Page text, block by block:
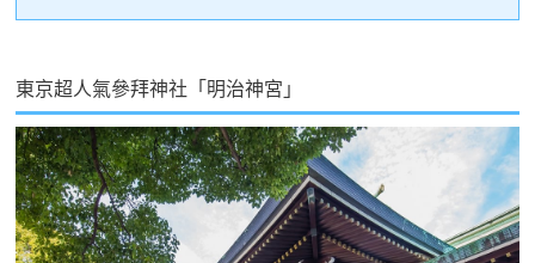
東京超人氣參拜神社「明治神宮」